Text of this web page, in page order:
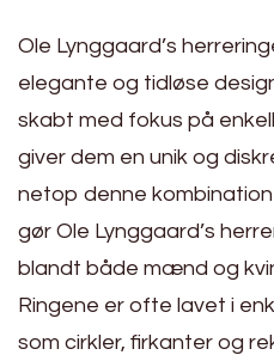
Ole Lynggaard’s
elegante og tidløse
skabt med fokus på
giver dem en unik og
netop denne
gør Ole Lynggaard’s
blandt både mænd og
Ringene er ofte lavet i
som cirkler, firkanter og